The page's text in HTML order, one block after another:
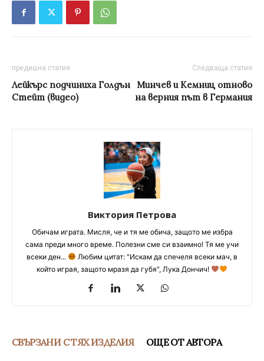
предишна статия
Лейкърс подчиниха Голдън
Стейт (видео)
Следваща статия
Минчев и Кемниц отново
на верния път в Германия
Виктория Петрова
Обичам играта. Мисля, че и тя ме обича, защото ме избра
сама преди много време. Полезни сме си взаимно! Тя ме учи
всеки ден...
Любим цитат: "Искам да спечеля всеки мач, в
който играя, защото мразя да губя", Лука Дончич!
СВЪРЗАНИ С ТЯХ ИЗДЕЛИЯ ОЩЕ ОТ АВТОРА